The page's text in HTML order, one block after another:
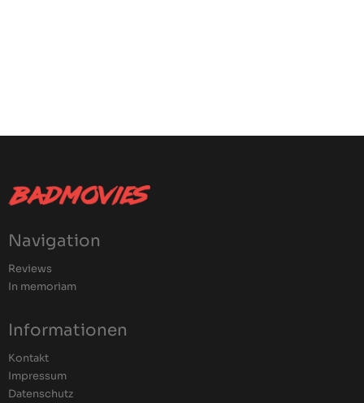
Navigation
Reviews
In memoriam
Informationen
Kontakt
Impressum
Datenschutz